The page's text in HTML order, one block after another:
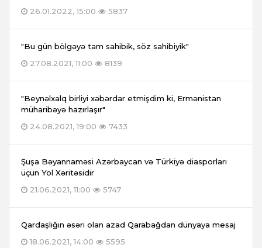
26.01.2022, 15:00
5837
"Bu gün bölgəyə tam sahibik, söz sahibiyik"
27.08.2021, 11:00
8139
"Beynəlxalq birliyi xəbərdar etmişdim ki, Ermənistan
müharibəyə hazırlaşır"
24.08.2021, 19:00
7433
Şuşa Bəyannaməsi Azərbaycan və Türkiyə diasporları
üçün Yol Xəritəsidir
21.06.2021, 11:00
5747
Qardaşlığın əsəri olan azad Qarabağdan dünyaya mesaj
18.06.2021, 14:00
5595